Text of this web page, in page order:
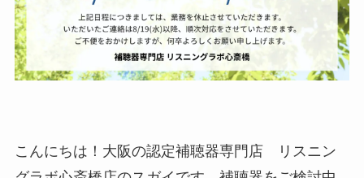
こんにちは！大阪の認定補聴器専門店 リスニン